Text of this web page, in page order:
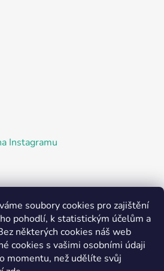
soubory cookies pro zajištění
pohodlí, k statistickým účelům a
některých cookies náš web
cookies s vašimi osobními údaji
momentu, než udělíte svůj
Instagramu
Barefoot Plzeň